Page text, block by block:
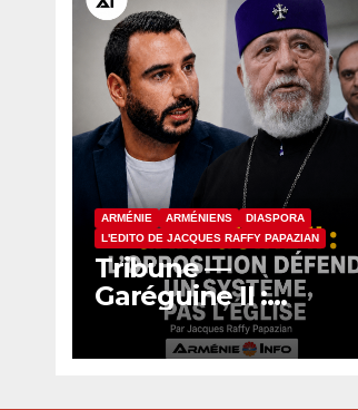
ARMÉNIE ARMÉNIENS
DIASPORA
L'EDITO DE JACQUES RAFFY PAPAZIAN
Tribune —
Garéguine II :
l’opposition défend
un système, pas